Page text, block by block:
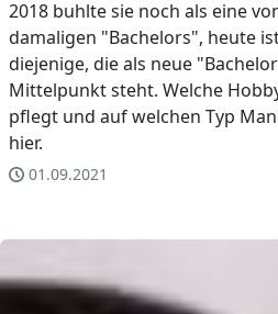
2018 buhlte sie noch als eine
damaligen "Bachelors", heute
diejenige, die als neue
Mittelpunkt steht. Welche
pflegt und auf welchen Typ
hier.
01.09.2021